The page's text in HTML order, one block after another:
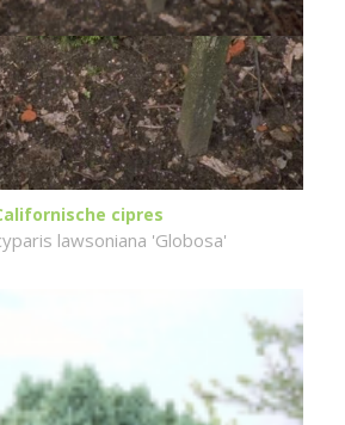
cipres
lawsoniana 'Globosa'